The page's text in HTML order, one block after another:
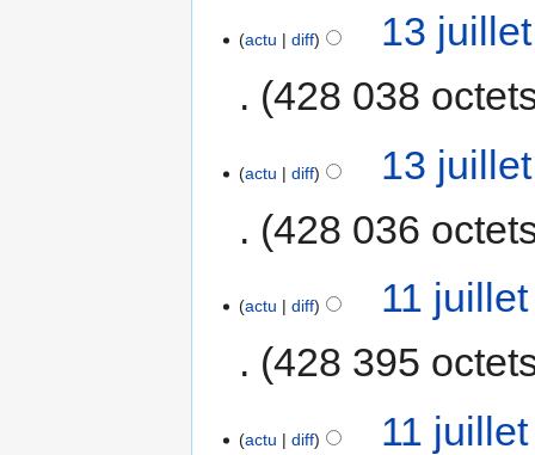
actu diff
13
428 038
actu diff
13
428 036
actu diff
11
428 395
actu diff
11